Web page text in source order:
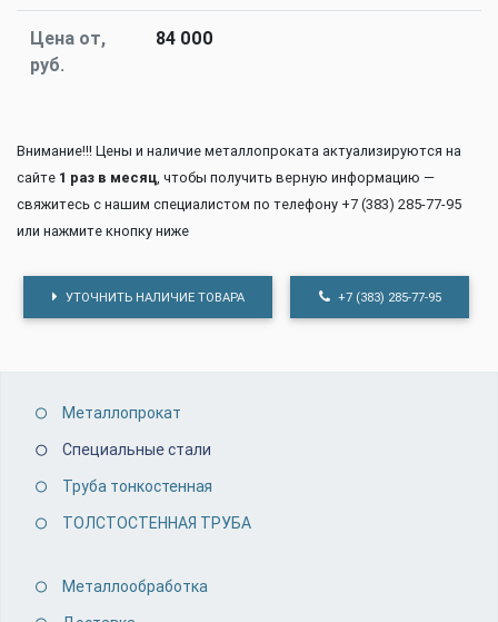
Цена от,
руб.
84 000
Внимание!!! Цены и наличие металлопроката актуализируются на
сайте 1 раз в месяц, чтобы получить верную информацию —
свяжитесь с нашим специалистом по телефону +7 (383) 285-77-95
или нажмите кнопку ниже
УТОЧНИТЬ НАЛИЧИЕ ТОВАРА +7 (383) 285-77-95
Металлопрокат
Специальные стали
Труба тонкостенная
ТОЛСТОСТЕННАЯ ТРУБА
Металлообработка